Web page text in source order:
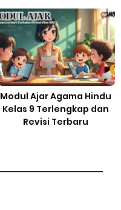
Modul Ajar Agama Hindu
Kelas 9 Terlengkap dan
Revisi Terbaru